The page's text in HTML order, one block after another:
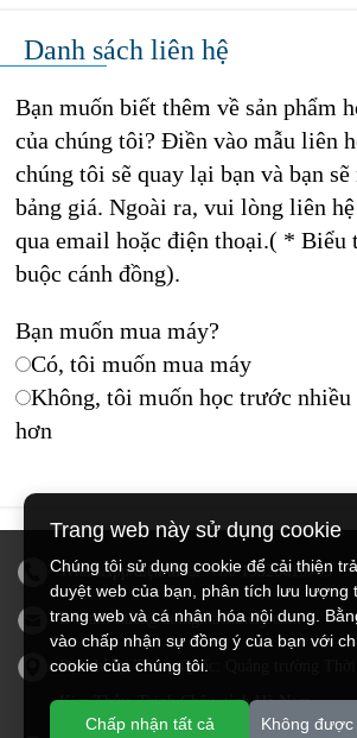
Danh sách liên hệ
Bạn muốn biết thêm về sản phẩm
của chúng tôi? Điền vào mẫu liên
chúng tôi sẽ quay lại bạn và bạn sẽ
bảng giá. Ngoài ra, vui lòng liên
qua email hoặc điện thoại.( * Biểu
buộc cánh đồng).
Bạn muốn mua máy?
Có, tôi muốn mua máy
Không, tôi muốn học trước nhiều
hơn
WhatsApp/điện thoại:+86 13526615783
E-mail:sales@doingmachinery.com
Địa chỉ tại Trung Quốc: Quảng trường
Kim Thủy, Trịnh Châu, tỉnh Hà Nam
Trang web này sử dụng cookie
Chúng tôi sử dụng cookie để cải thiện
duyệt web của bạn, phân tích lưu lượng
trang web và cá nhân hóa nội dung.
vào chấp nhận sự đồng ý của bạn với
cookie của chúng tôi.
Chấp nhận tất cả Không